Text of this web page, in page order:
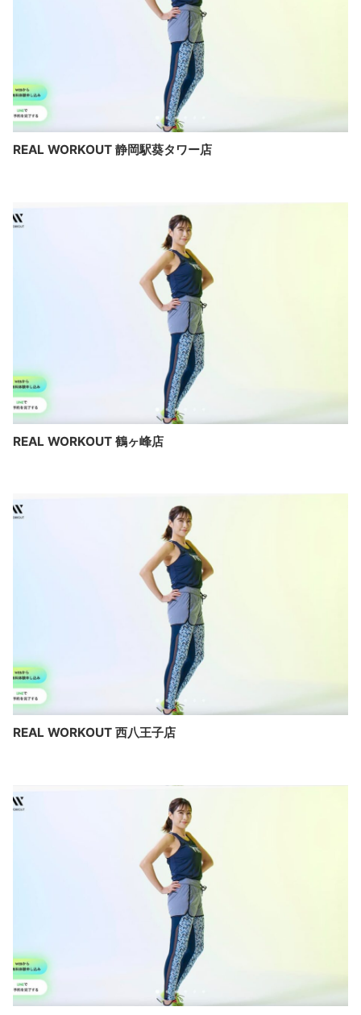
REAL WORKOUT 静岡駅葵タワー店
REAL WORKOUT 鶴ヶ峰店
REAL WORKOUT 西八王子店